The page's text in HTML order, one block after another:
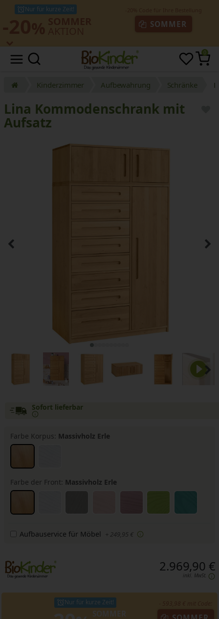
Nur für kurze Zeit!
SOMMER
0
Kinderzimmer Aufbewahrung Schränke
Lina Kommodenschrank mit
Aufsatz
Sofort lieferbar
Farbe Korpus: Massivholz Erle
Farbe der Front: Massivholz Erle
Aufbauservice für Möbel + 249,95 €
2.969,90 €
inkl. MwSt.
Nur für kurze Zeit!